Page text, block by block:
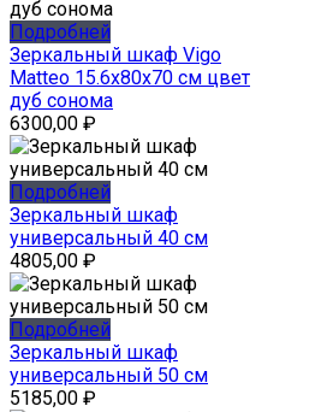
Подробней
Зеркальный шкаф Vigo
Matteo 15.6x80x70 см цвет
дуб сонома
6300,00 ₽
Подробней
Зеркальный шкаф
универсальный 40 см
4805,00 ₽
Подробней
Зеркальный шкаф
универсальный 50 см
5185,00 ₽